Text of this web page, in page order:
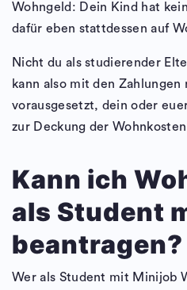
Wohngeld: Dein Kind hat
dafür eben stattdessen auf
Nicht du als studierender
kann also mit den
vorausgesetzt, dein oder
zur Deckung der
Kann ich
als Student
beantragen?
Wer als Student mit Minijob